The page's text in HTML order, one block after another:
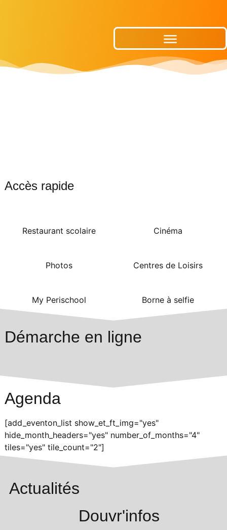
Accès rapide
Restaurant scolaire Cinéma
Photos Centres de Loisirs
My Perischool Borne à selfie
Démarche en ligne
Agenda
[add_eventon_list show_et_ft_img="yes"
hide_month_headers="yes" number_of_months="4"
tiles="yes" tile_count="2"]
Actualités
Douvr'infos